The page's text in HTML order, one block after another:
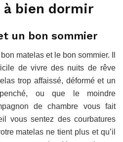
bien dormir
un bon sommier
matelas et le bon sommier. Il
de vivre des nuits de rêve
trop affaissé, déformé et un
ou que le moindre
de chambre vous fait
vous sentez des courbatures
matelas ne tient plus et qu’il